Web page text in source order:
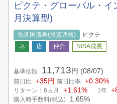
ピクテ・グローバル・
月決算型)
先進国債券(投資適格) ピクテ
基準価額 11,713 円 (08/07)
前日比 +35円 前日比率 +0.30%
リターン：6ヵ月 +1.61% 1年
購入時手数料(税込) 1.65%